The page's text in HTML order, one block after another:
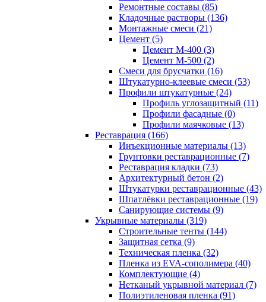
Ремонтные составы (85)
Кладочные растворы (136)
Монтажные смеси (21)
Цемент (5)
Цемент М-400 (3)
Цемент М-500 (2)
Смеси для брусчатки (16)
Штукатурно-клеевые смеси (53)
Профили штукатурные (24)
Профиль углозащитный (11)
Профили фасадные (0)
Профили маячковые (13)
Реставрация (166)
Инъекционные материалы (13)
Грунтовки реставрационные (7)
Реставрация кладки (73)
Архитектурный бетон (2)
Штукатурки реставрационные (43)
Шпатлёвки реставрационные (19)
Санирующие системы (9)
Укрывные материалы (319)
Строительные тенты (144)
Защитная сетка (9)
Техническая пленка (32)
Пленка из EVA-сополимера (40)
Комплектующие (4)
Нетканый укрывной материал (7)
Полиэтиленовая пленка (91)